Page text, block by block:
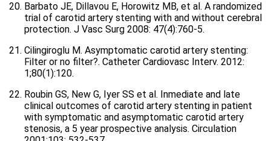
Barbato JE, Dillavou E, Horowitz MB, et al. A randomized
trial of carotid artery stenting with and without cerebral
protection. J Vasc Surg 2008: 47(4):760-5.
Cilingiroglu M. Asymptomatic carotid artery stenting:
Filter or no filter?. Catheter Cardiovasc Interv. 2012:
1;80(1):120.
Roubin GS, New G, Iyer SS et al. Inmediate and late
clinical outcomes of carotid artery stenting in patient
with symptomatic and asymptomatic carotid artery
stenosis, a 5 year prospective analysis. Circulation